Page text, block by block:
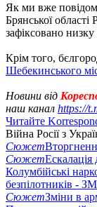
Як ми вже
Брянської області
зафіксовано
Крім того,
Шебекинського
Новини від
наш канал https://
Читайте
Війна Росії з
Сюжет
Сюжет
Колумбійські
безпілотників -
СюжетЗміни в